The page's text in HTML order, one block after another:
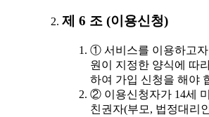
제 6 조 (이용신청)
① 서비스를 이용하고자
원이 지정한 양식에 따
하여 가입 신청을 해야
② 이용신청자가 14세
친권자(부모, 법정대리